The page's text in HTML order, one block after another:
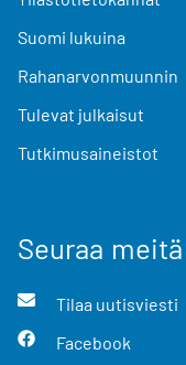
Suomi lukuina
Rahanarvonmuunnin
Tulevat julkaisut
Tutkimusaineistot
Seuraa meitä
Tilaa uutisviesti
Facebook